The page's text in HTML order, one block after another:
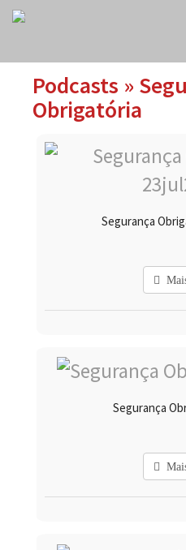
Podcasts »
Obrigatória
Segurança
Segurança